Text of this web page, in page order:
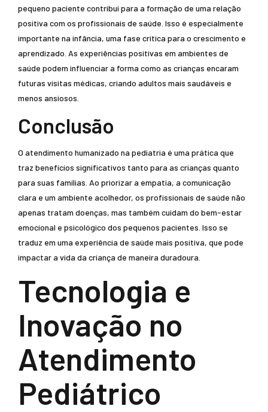
pequeno paciente contribui para a formação de uma relação
positiva com os profissionais de saúde. Isso é especialmente
importante na infância, uma fase crítica para o crescimento e
aprendizado. As experiências positivas em ambientes de
saúde podem influenciar a forma como as crianças encaram
futuras visitas médicas, criando adultos mais saudáveis e
menos ansiosos.
Conclusão
O atendimento humanizado na pediatria é uma prática que
traz benefícios significativos tanto para as crianças quanto
para suas famílias. Ao priorizar a empatia, a comunicação
clara e um ambiente acolhedor, os profissionais de saúde não
apenas tratam doenças, mas também cuidam do bem-estar
emocional e psicológico dos pequenos pacientes. Isso se
traduz em uma experiência de saúde mais positiva, que pode
impactar a vida da criança de maneira duradoura.
Tecnologia e
Inovação no
Atendimento
Pediátrico